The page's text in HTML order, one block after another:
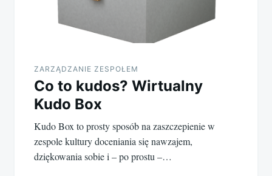
ZARZĄDZANIE ZESPOŁEM
Co to kudos? Wirtualny
Kudo Box
Kudo Box to prosty sposób na zaszczepienie w
zespole kultury doceniania się nawzajem,
dziękowania sobie i – po prostu –…